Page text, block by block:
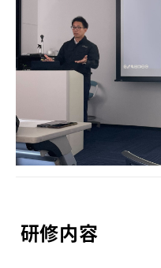
研修内容